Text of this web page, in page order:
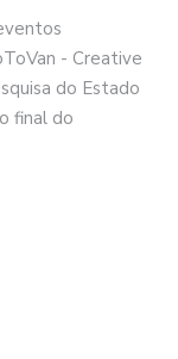
- Creative
do Estado
final do